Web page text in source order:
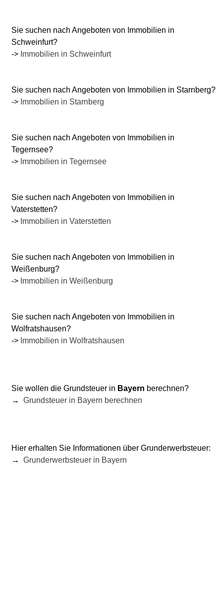
Sie suchen nach Angeboten von Immobilien in
Schweinfurt?
-> Immobilien in Schweinfurt
Sie suchen nach Angeboten von Immobilien in Starnberg?
-> Immobilien in Starnberg
Sie suchen nach Angeboten von Immobilien in
Tegernsee?
-> Immobilien in Tegernsee
Sie suchen nach Angeboten von Immobilien in
Vaterstetten?
-> Immobilien in Vaterstetten
Sie suchen nach Angeboten von Immobilien in
Weißenburg?
-> Immobilien in Weißenburg
Sie suchen nach Angeboten von Immobilien in
Wolfratshausen?
-> Immobilien in Wolfratshausen
Sie wollen die Grundsteuer in Bayern berechnen?
→ Grundsteuer in Bayern berechnen
Hier erhalten Sie Informationen über Grunderwerbsteuer:
→ Grunderwerbsteuer in Bayern